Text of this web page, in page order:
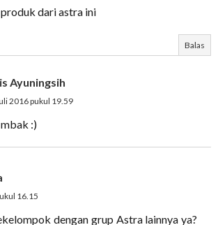
dari astra ini
Balas
Ayuningsih
2016 pukul 19.59
:)
16.15
dengan grup Astra lainnya ya?